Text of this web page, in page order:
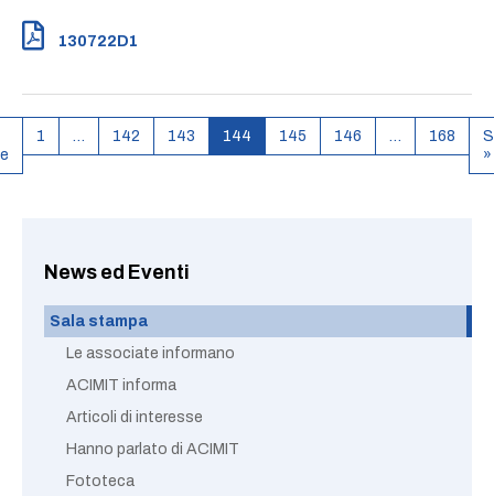
130722D1
1 … 142 143 144 145 146 … 168
»
News ed Eventi
Sala stampa
Le associate informano
ACIMIT informa
Articoli di interesse
Hanno parlato di ACIMIT
Fototeca